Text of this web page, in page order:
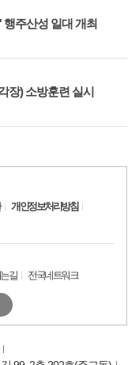
주산성 일대 개최
장) 소방훈련 실시
개인정보처리방침
길 전국네트워크